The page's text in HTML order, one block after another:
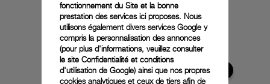
fonctionnement du Site et la bonne
prestation des services ici proposes. Nous
utilisons également divers services Google y
compris la personnalisation des annonces
(pour plus d'informations, veuillez consulter
le site Confidentialité et conditions
d'utilisation de Google) ainsi que nos propres
cookies analytiques et ceux de tiers afin de